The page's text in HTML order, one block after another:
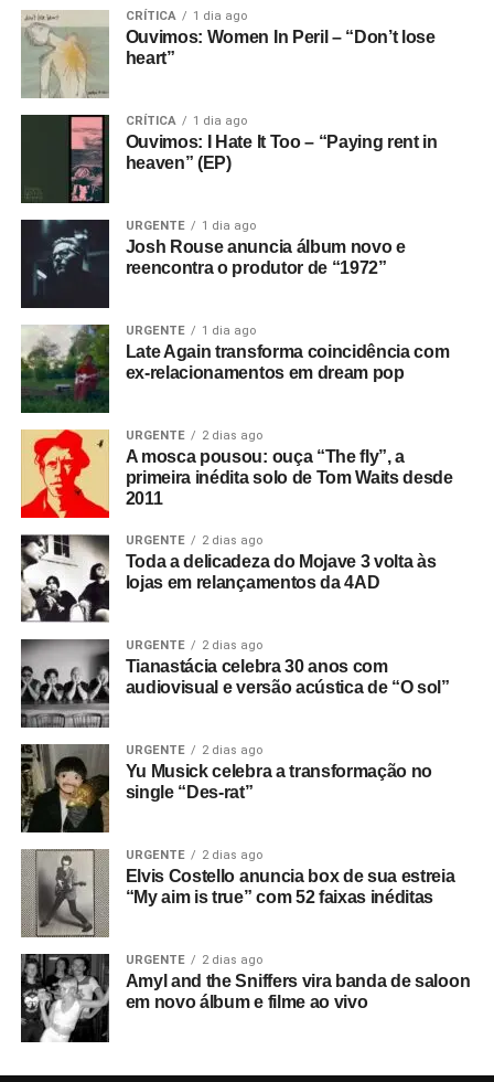
CRÍTICA 1 dia ago
Ouvimos: Women In Peril – “Don’t lose
heart”
CRÍTICA 1 dia ago
Ouvimos: I Hate It Too – “Paying rent in
heaven” (EP)
URGENTE 1 dia ago
Josh Rouse anuncia álbum novo e
reencontra o produtor de “1972”
URGENTE 1 dia ago
Late Again transforma coincidência com
ex-relacionamentos em dream pop
URGENTE 2 dias ago
A mosca pousou: ouça “The fly”, a
primeira inédita solo de Tom Waits desde
2011
URGENTE 2 dias ago
Toda a delicadeza do Mojave 3 volta às
lojas em relançamentos da 4AD
URGENTE 2 dias ago
Tianastácia celebra 30 anos com
audiovisual e versão acústica de “O sol”
URGENTE 2 dias ago
Yu Musick celebra a transformação no
single “Des-rat”
URGENTE 2 dias ago
Elvis Costello anuncia box de sua estreia
“My aim is true” com 52 faixas inéditas
URGENTE 2 dias ago
Amyl and the Sniffers vira banda de saloon
em novo álbum e filme ao vivo